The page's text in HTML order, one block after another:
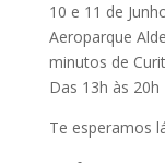
10 e 11 de
Aeroparque
minutos de
Das 13h às 20h
Te esperamos